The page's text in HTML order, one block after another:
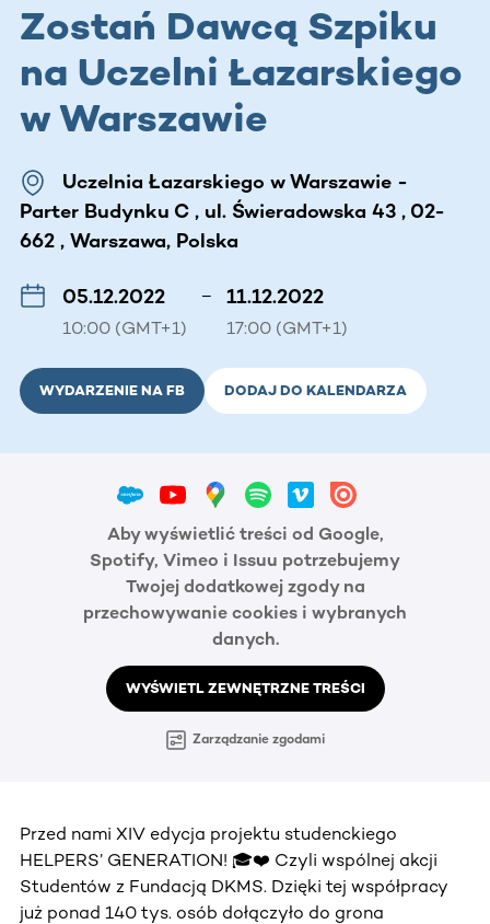
Zostań Dawcą Szpiku
na Uczelni Łazarskiego
w Warszawie
Uczelnia Łazarskiego w Warszawie -
Parter Budynku C , ul. Świeradowska 43 , 02-
662 , Warszawa, Polska
05.12.2022
10:00 (GMT+1)
– 11.12.2022
17:00 (GMT+1)
WYDARZENIE NA FB DODAJ DO KALENDARZA
Aby wyświetlić treści od Google,
Spotify, Vimeo i Issuu potrzebujemy
Twojej dodatkowej zgody na
przechowywanie cookies i wybranych
danych.
WYŚWIETL ZEWNĘTRZNE TREŚCI
Zarządzanie zgodami
Przed nami XIV edycja projektu studenckiego
HELPERS’ GENERATION! 🎓❤️ Czyli wspólnej akcji
Studentów z Fundacją DKMS. Dzięki tej współpracy
już ponad 140 tys. osób dołączyło do grona